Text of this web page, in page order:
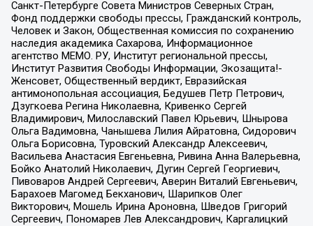
Санкт-Петербурге Совета Министров Северных Стран,
Фонд поддержки свободы прессы, Гражданский контроль,
Человек и Закон, Общественная комиссия по сохранению
наследия академика Сахарова, Информационное
агентство МЕМО. РУ, Институт региональной прессы,
Институт Развития Свободы Информации, Экозащита!-
Женсовет, Общественный вердикт, Евразийская
антимонопольная ассоциация, Бедушев Петр Петрович,
Дзугкоева Регина Николаевна, Кривенко Сергей
Владимирович, Милославский Павел Юрьевич, Шнырова
Ольга Вадимовна, Чанышева Лилия Айратовна, Сидорович
Ольга Борисовна, Туровский Александр Алексеевич,
Васильева Анастасия Евгеньевна, Ривина Анна Валерьевна,
Бойко Анатолий Николаевич, Дугин Сергей Георгиевич,
Пивоваров Андрей Сергеевич, Аверин Виталий Евгеньевич,
Барахоев Магомед Бекханович, Шарипков Олег
Викторович, Мошель Ирина Ароновна, Шведов Григорий
Сергеевич, Пономарев Лев Александрович, Каргалицкий